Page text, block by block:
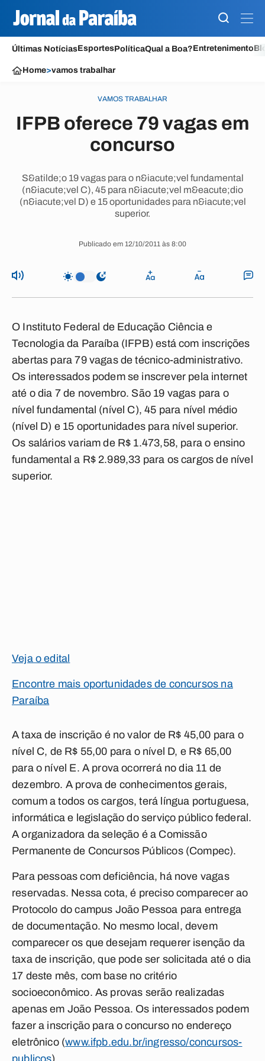
Últimas NotíciasEsportesPolíticaQual a Boa?Entretenimento
Home>vamos trabalhar
VAMOS TRABALHAR
IFPB oferece 79 vagas em
concurso
S&atilde;o 19 vagas para o n&iacute;vel fundamental
(n&iacute;vel C), 45 para n&iacute;vel m&eacute;dio
(n&iacute;vel D) e 15 oportunidades para n&iacute;vel
superior.
Publicado em 12/10/2011 às 8:00
O Instituto Federal de Educação Ciência e
Tecnologia da Paraíba (IFPB) está com inscrições
abertas para 79 vagas de técnico-administrativo.
Os interessados podem se inscrever pela internet
até o dia 7 de novembro. São 19 vagas para o
nível fundamental (nível C), 45 para nível médio
(nível D) e 15 oportunidades para nível superior.
Os salários variam de R$ 1.473,58, para o ensino
fundamental a R$ 2.989,33 para os cargos de nível
superior.
Veja o edital
Encontre mais oportunidades de concursos na
Paraíba
A taxa de inscrição é no valor de R$ 45,00 para o
nível C, de R$ 55,00 para o nível D, e R$ 65,00
para o nível E. A prova ocorrerá no dia 11 de
dezembro. A prova de conhecimentos gerais,
comum a todos os cargos, terá língua portuguesa,
informática e legislação do serviço público federal.
A organizadora da seleção é a Comissão
Permanente de Concursos Públicos (Compec).
Para pessoas com deficiência, há nove vagas
reservadas. Nessa cota, é preciso comparecer ao
Protocolo do campus João Pessoa para entrega
de documentação. No mesmo local, devem
comparecer os que desejam requerer isenção da
taxa de inscrição, que pode ser solicitada até o dia
17 deste mês, com base no critério
socioeconômico. As provas serão realizadas
apenas em João Pessoa. Os interessados podem
fazer a inscrição para o concurso no endereço
eletrônico (www.ifpb.edu.br/ingresso/concursos-
publicos).